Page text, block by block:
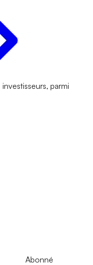
parmi
Abonné